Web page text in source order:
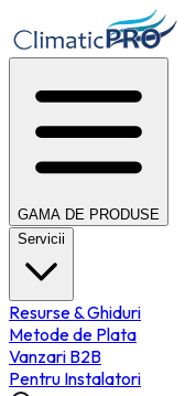
GAMA DE PRODUSE
Servicii
Resurse & Ghiduri
Metode de Plata
Vanzari B2B
Pentru Instalatori